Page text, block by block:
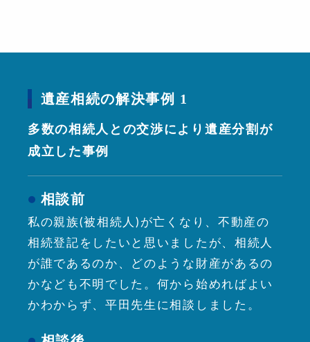
遺産相続の解決事例 1
多数の相続人との交渉により遺産分割が
成立した事例
相談前
私の親族(被相続人)が亡くなり、不動産の
相続登記をしたいと思いましたが、相続人
が誰であるのか、どのような財産があるの
かなども不明でした。何から始めればよい
かわからず、平田先生に相談しました。